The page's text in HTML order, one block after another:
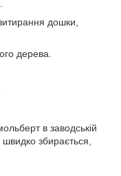
дошки,
дерева.
в заводській
швидко збирається,